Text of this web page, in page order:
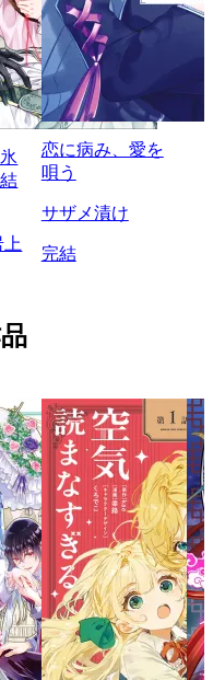
恋に病み、愛を
唄う
サザメ漬け
完結